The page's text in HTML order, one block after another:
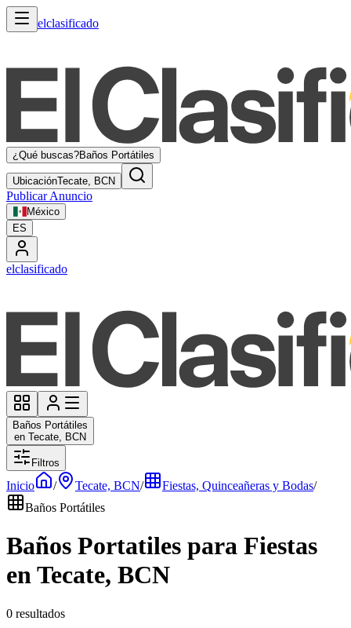
elclasificado
¿Qué buscas?Baños Portátiles
UbicaciónTecate, BCN
Publicar Anuncio
México
ES
elclasificado
Baños Portátiles
en Tecate, BCN
Filtros
Inicio / Tecate, BCN/ Fiestas, Quinceañeras y Bodas/
Baños Portátiles
Baños Portatiles para Fiestas
en Tecate, BCN
0 resultados